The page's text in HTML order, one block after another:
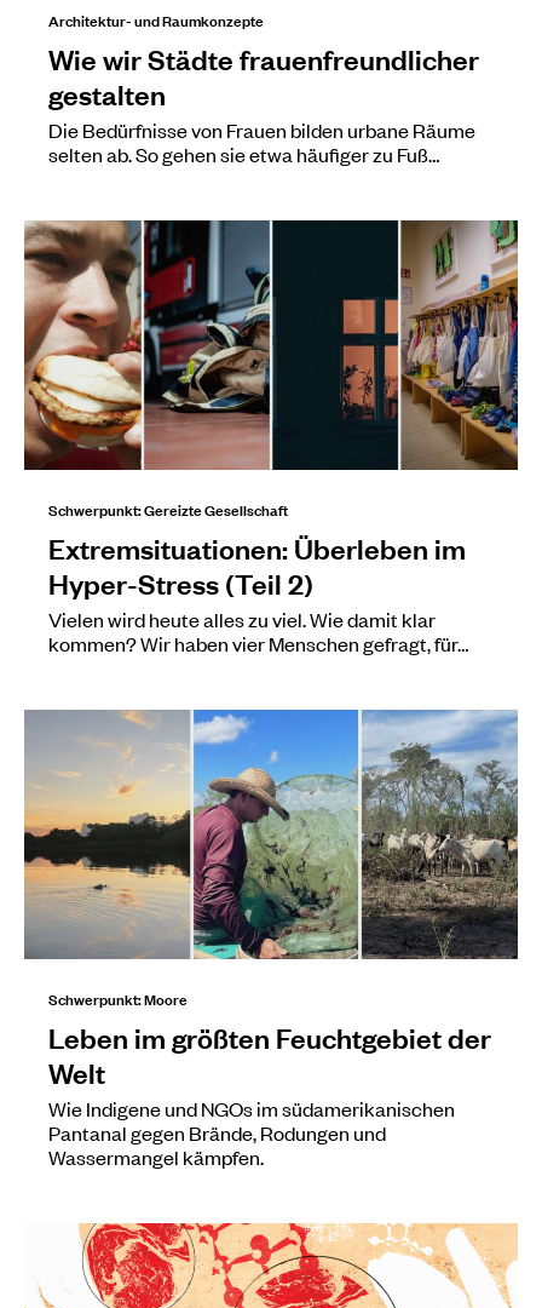
Architektur- und Raumkonzepte
Wie wir Städte frauenfreundlicher
gestalten
Die Bedürfnisse von Frauen bilden urbane Räume
selten ab. So gehen sie etwa häufiger zu Fuß…
Schwerpunkt: Gereizte Gesellschaft
Extremsituationen: Überleben im
Hyper-Stress (Teil 2)
Vielen wird heute alles zu viel. Wie damit klar
kommen? Wir haben vier Menschen gefragt, für…
Schwerpunkt: Moore
Leben im größten Feuchtgebiet der
Welt
Wie Indigene und NGOs im südamerikanischen
Pantanal gegen Brände, Rodungen und
Wassermangel kämpfen.